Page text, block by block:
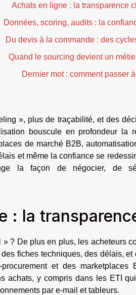
Achats en ligne : la transparence
Données, scoring, audits : la
Du devis à la commande : des
Quand le sourcing devient un
Dernier mot : comment passer à
», plus de traçabilité, et des
bouscule en profondeur la
de marché B2B,
et même la confiance se
la façon de négocier, de
: la
? De plus en plus, les acheteurs
fiches techniques, des délais,
et des
achats, y compris dans les ETI
par e-mail et tableurs.